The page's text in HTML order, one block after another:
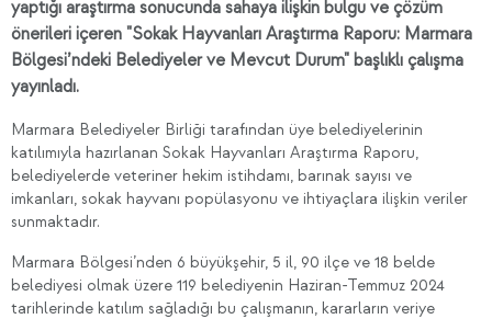
yaptığı araştırma sonucunda sahaya ilişkin bulgu ve çözüm
önerileri içeren "Sokak Hayvanları Araştırma Raporu: Marmara
Bölgesi’ndeki Belediyeler ve Mevcut Durum" başlıklı çalışma
yayınladı.
Marmara Belediyeler Birliği tarafından üye belediyelerinin
katılımıyla hazırlanan Sokak Hayvanları Araştırma Raporu,
belediyelerde veteriner hekim istihdamı, barınak sayısı ve
imkanları, sokak hayvanı popülasyonu ve ihtiyaçlara ilişkin veriler
sunmaktadır.
Marmara Bölgesi’nden 6 büyükşehir, 5 il, 90 ilçe ve 18 belde
belediyesi olmak üzere 119 belediyenin Haziran-Temmuz 2024
tarihlerinde katılım sağladığı bu çalışmanın, kararların veriye